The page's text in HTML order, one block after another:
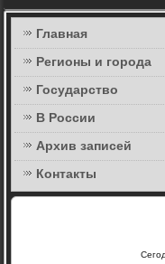
Главная
Регионы и города
Государство
В России
Архив записей
Контакты